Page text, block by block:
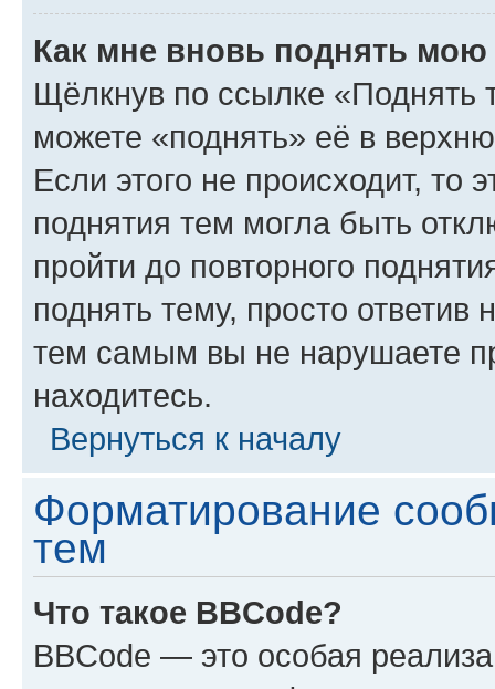
Как мне вновь поднять мою
Щёлкнув по ссылке «Поднять
можете «поднять» её в
Если этого не происходит, то
поднятия тем могла быть
пройти до повторного
поднять тему, просто ответив
тем самым вы не нарушаете
находитесь.
Вернуться к началу
Форматирование
тем
Что такое BBCode?
BBCode — это особая